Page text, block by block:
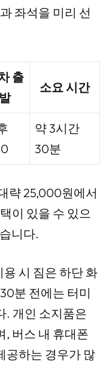
좌석을 미리 선
출
발
소요 시간
약 3시간
30분
략 25,000원에서
이 있을 수 있으
니다.
시 짐은 하단 화
분 전에는 터미
. 개인 소지품은
, 버스 내 휴대폰
공하는 경우가 많